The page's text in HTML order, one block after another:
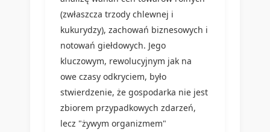
(zwłaszcza trzody chlewnej i
kukurydzy), zachowań biznesowych i
notowań giełdowych. Jego
kluczowym, rewolucyjnym jak na
owe czasy odkryciem, było
stwierdzenie, że gospodarka nie jest
zbiorem przypadkowych zdarzeń,
lecz "żywym organizmem"